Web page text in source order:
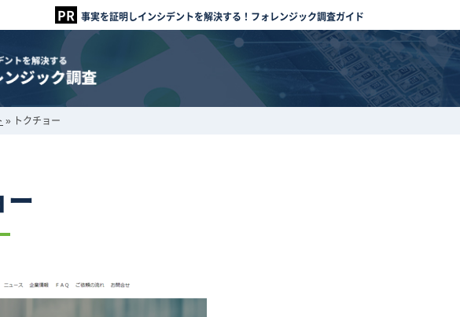
事実を証明しインシデントを解決する！フォレンジック調査ガイド
» トクチョー
ー